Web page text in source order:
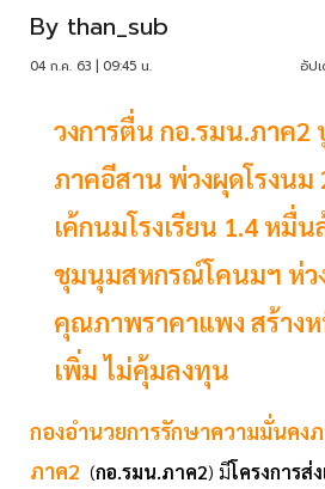
By than_sub
04 ก.ค. 63 | 09:45 น. อัป
วงการตื่น กอ.รมน.ภาค2
ภาคอีสาน พ่วงผุดโรงนม
เค้กนมโรงเรียน 1.4 หมื่
ชุมนุมสหกรณ์โคนมฯ ห่ว
คุณภาพราคาแพง สร้าง
เพิ่ม ไม่คุ้มลงทุน
กองอำนวยการรักษาความมั่นคง
ภาค2 (กอ.รมน.ภาค2) มีโครงการส่